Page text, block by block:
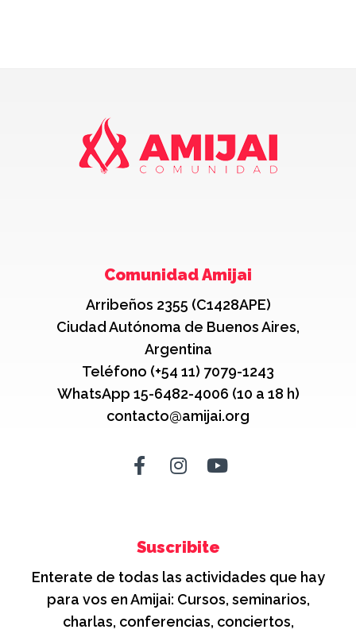
Comunidad Amijai
Arribeños 2355 (C1428APE)
Ciudad Autónoma de Buenos Aires,
Argentina
Teléfono (+54 11) 7079-1243
WhatsApp 15-6482-4006 (10 a 18 h)
contacto@amijai.org
Suscribite
Enterate de todas las actividades que hay
para vos en Amijai: Cursos, seminarios,
charlas, conferencias, conciertos,